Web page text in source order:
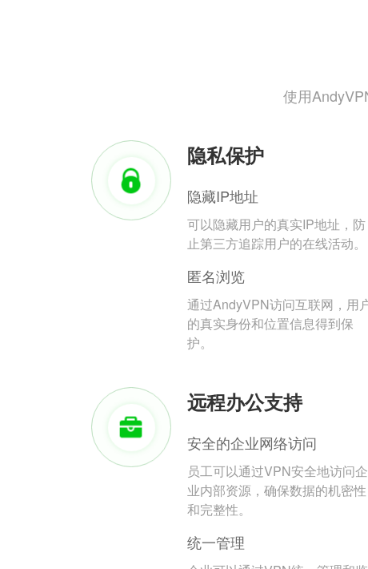
使用
隐私保护
隐藏IP地址
可以隐藏用户的真实IP地址，防
止第三方追踪用户的在线活动。
匿名浏览
通过AndyVPN访问互联网，用
的真实身份和位置信息得到保
护。
远程办公支持
安全的企业网络访问
员工可以通过VPN安全地访问企
业内部资源，确保数据的机密性
和完整性。
统一管理